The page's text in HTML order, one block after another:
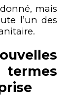
mais
l’un des